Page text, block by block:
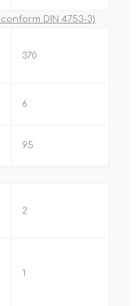
DIN 4753-3)
370
6
95
2
1